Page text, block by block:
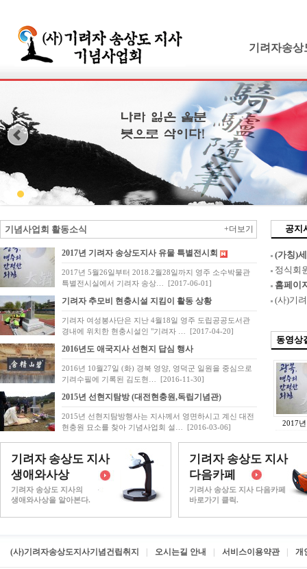
기려자송상
기려수필
연보 및 가계
기려수필집필
생애와사상
유묵과유품
연혁지
추모의글
기념사업회 활동소식 +더보기
2017년 기려자 송상도지사 유물 특별전시회
2017년 5월26일부터 2018.2월28일까지 영주 소수박물관
특별전시실에서 기려자 송상…
[2017-06-01]
기려자 추모비 현충시설 지킴이 활동 상황
기려자 여성봉사단은 지난 4월18일 영주 도립공공도서관
경내에 위치한 현충시설인 "기려자 …
[2017-04-20]
2016년도 애국지사 선현지 답심 행사
2016년 10월27일 (화) 경북 영양, 영덕군 일원을 중심으로
기려수필에 기록된 김도현…
[2016-11-30]
2015년 선현지탐방 (대전현충원,독립기념관)
2015년 선현지탐방행사는 지사께서 영면하시고 계신 대전
현충원 묘소를 찾아 기념사업회 설…
[2016-03-06]
공지
(가칭)
정식회
홈페이
(사)기
동영상
2017
기려자 송상도 지사
생애와사상
기려자 송상도 지사의
생애와사상을 알아본다.
기려자 송상도 지사
다음카페
기려사 송상도 지사 다음카페
바로가기 클릭.
(사)기려자송상도지사기념건립취지 오시는길 안내 서비스이용약관 개